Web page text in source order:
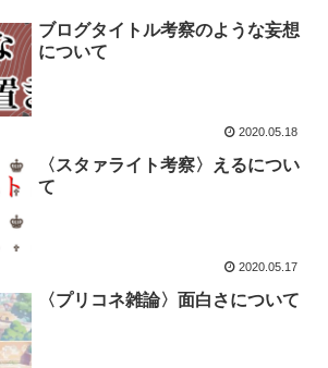
ブログタイトル考察のような妄想
について
2020.05.18
〈スタァライト考察〉えるについ
て
2020.05.17
〈プリコネ雑論〉面白さについて